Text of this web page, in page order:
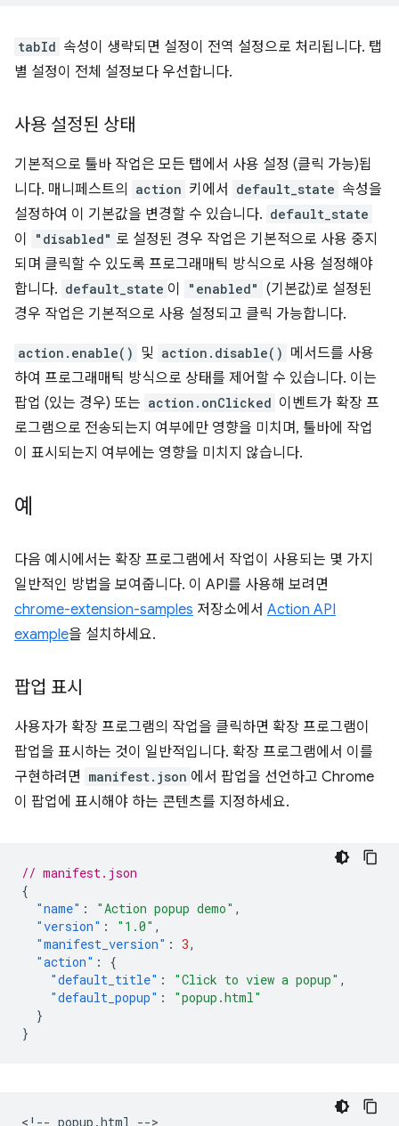
tabId 속성이 생략되면 설정이 전역 설정으로 처리됩니다. 탭
별 설정이 전체 설정보다 우선합니다.
사용 설정된 상태
기본적으로 툴바 작업은 모든 탭에서 사용 설정 (클릭 가능)됩
니다. 매니페스트의
action 키에서 default_state 속성을
설정하여 이 기본값을 변경할 수 있습니다. default_state
이 "disabled" 로 설정된 경우 작업은 기본적으로 사용 중지
되며 클릭할 수 있도록 프로그래매틱 방식으로 사용 설정해야
합니다. default_state 이 "enabled" (기본값)로 설정된
경우 작업은 기본적으로 사용 설정되고 클릭 가능합니다.
action.enable() 및 action.disable() 메서드를 사용
하여 프로그래매틱 방식으로 상태를 제어할 수 있습니다. 이는
팝업 (있는 경우) 또는 action.onClicked 이벤트가 확장 프
로그램으로 전송되는지 여부에만 영향을 미치며, 툴바에 작업
이 표시되는지 여부에는 영향을 미치지 않습니다.
예
다음 예시에서는 확장 프로그램에서 작업이 사용되는 몇 가지
일반적인 방법을 보여줍니다. 이 API를 사용해 보려면
chrome-extension-samples 저장소에서 Action API
example을 설치하세요.
팝업 표시
사용자가 확장 프로그램의 작업을 클릭하면 확장 프로그램이
팝업을 표시하는 것이 일반적입니다. 확장 프로그램에서 이를
구현하려면 manifest.json 에서 팝업을 선언하고 Chrome
이 팝업에 표시해야 하는 콘텐츠를 지정하세요.
// manifest.json
{
"name" : "Action popup demo" ,
"version" : "1.0" ,
"manifest_version" : 3,
"action" :
{
"default_title" : "Click to view a popup" ,
"default_popup" :
"popup.html"
}
}
<!-- popup.html -->